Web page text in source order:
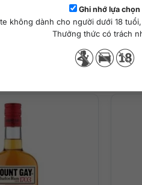
Ghi nhớ lựa chọn
không dành cho người dưới 18
Thưởng thức có trách
lọc, pha chế cocktail
điển hình như vani, cacao, cà
gỗ sồi cực kỳ thư giãn.
Chi tiết
Sản phẩm